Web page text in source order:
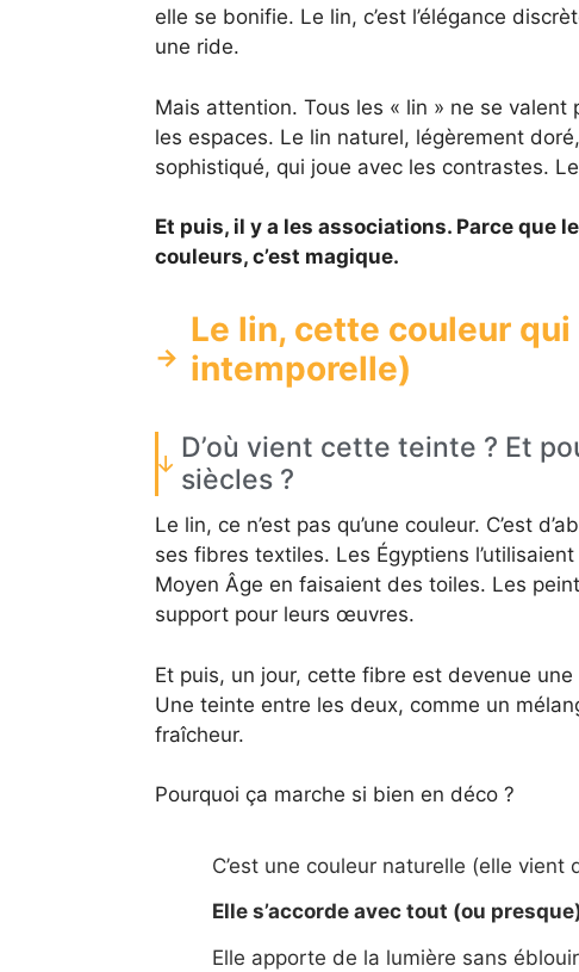
elle se bonifie. Le lin, c’est l’élégance
une ride.
Mais attention. Tous les « lin » ne se
les espaces. Le lin naturel, légèrement
sophistiqué, qui joue avec les contrastes.
Et puis, il y a les associations. Parce que
couleurs, c’est magique.
Le lin, cette couleur
intemporelle)
D’où vient cette teinte ? Et
siècles ?
Le lin, ce n’est pas qu’une couleur. C’est
ses fibres textiles. Les Égyptiens
Moyen Âge en faisaient des toiles. Les
support pour leurs œuvres.
Et puis, un jour, cette fibre est devenue
Une teinte entre les deux, comme un
fraîcheur.
Pourquoi ça marche si bien en déco ?
C’est une couleur naturelle (elle
Elle s’accorde avec tout (ou
Elle apporte de la lumière sans